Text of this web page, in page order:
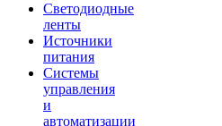
Светодиодные
ленты
Источники
питания
Системы
управления
и
автоматизации